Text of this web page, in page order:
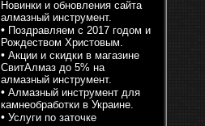
Новинки и обновления сайта
алмазный инструмент.
• Поздравляем с 2017 годом и
Рождеством Христовым.
• Акции и скидки в магазине
СвитАлмаз до 5% на
алмазный инструмент.
• Алмазный инструмент для
камнеобработки в Украине.
• Услуги по заточке